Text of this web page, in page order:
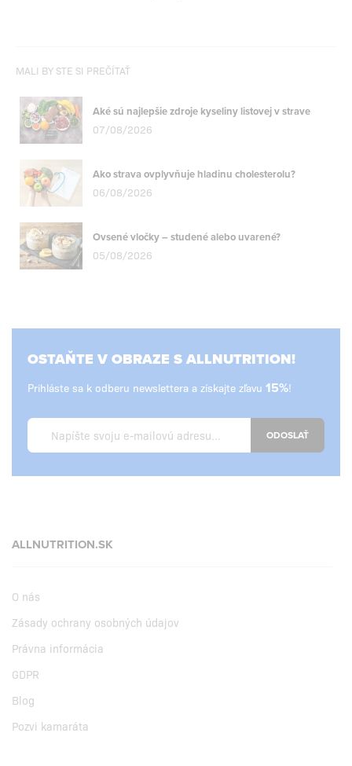
MALI BY STE SI PREČÍTAŤ
Aké sú najlepšie zdroje kyseliny listovej v strave
07/08/2026
Ako strava ovplyvňuje hladinu cholesterolu?
06/08/2026
Ovsené vločky – studené alebo uvarené?
05/08/2026
OSTAŇTE V OBRAZE S ALLNUTRITION!
Prihláste sa k odberu newslettera a získajte zľavu 15%!
ODOSLAŤ
ALLNUTRITION.SK
O nás
Zásady ochrany osobných údajov
Právna informácia
GDPR
Blog
Pozvi kamaráta